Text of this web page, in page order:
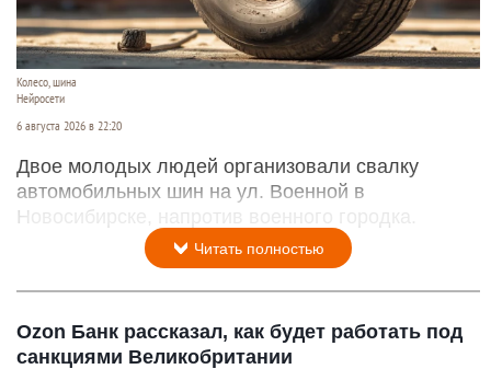
Колесо, шина
Нейросети
6 августа 2026 в 22:20
Двое молодых людей организовали свалку
автомобильных шин на ул. Военной в
Новосибирске, напротив военного городка.
Читать полностью
Ozon Банк рассказал, как будет работать под
санкциями Великобритании